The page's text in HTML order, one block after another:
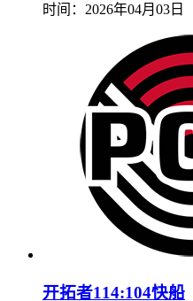
时间： 2026年04月03日
开拓者114:104快船